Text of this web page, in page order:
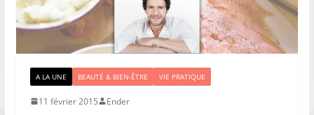
A LA UNE BEAUTÉ & BIEN-ÊTRE VIE PRATIQUE
11 février 2015 Ender